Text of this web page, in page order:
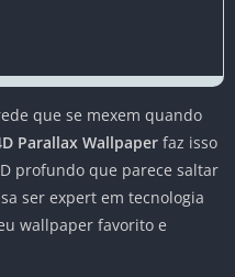
que se mexem quando
Parallax Wallpaper faz isso
profundo que parece saltar
ser expert em tecnologia
wallpaper favorito e